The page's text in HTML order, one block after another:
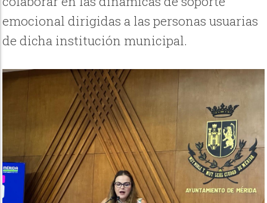
emocional dirigidas a las personas usuarias
de dicha institución municipal.